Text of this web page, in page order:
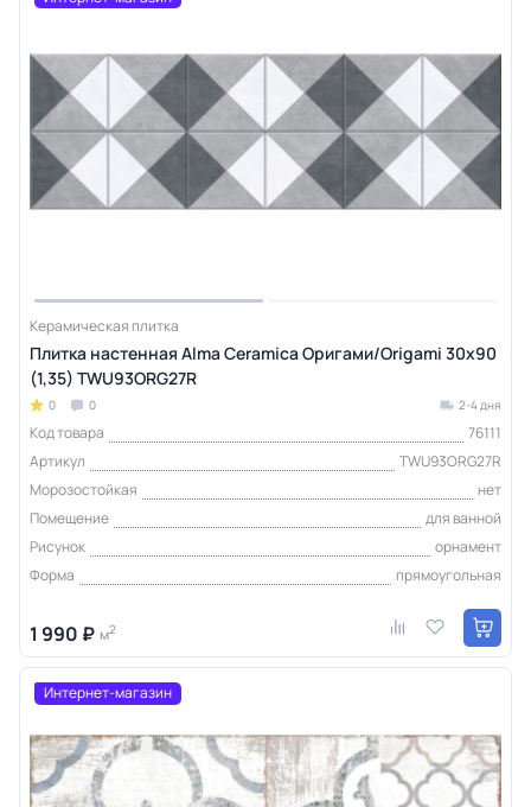
Керамическая плитка
Плитка настенная Alma Ceramica Оригами/Origami 30х90
(1,35) TWU93ORG27R
0 0 2-4 дня
Код товара
76111
Артикул
TWU93ORG27R
Морозостойкая
нет
Помещение
для ванной
Рисунок
орнамент
Форма
прямоугольная
1 990 ₽ м2
Интернет-магазин